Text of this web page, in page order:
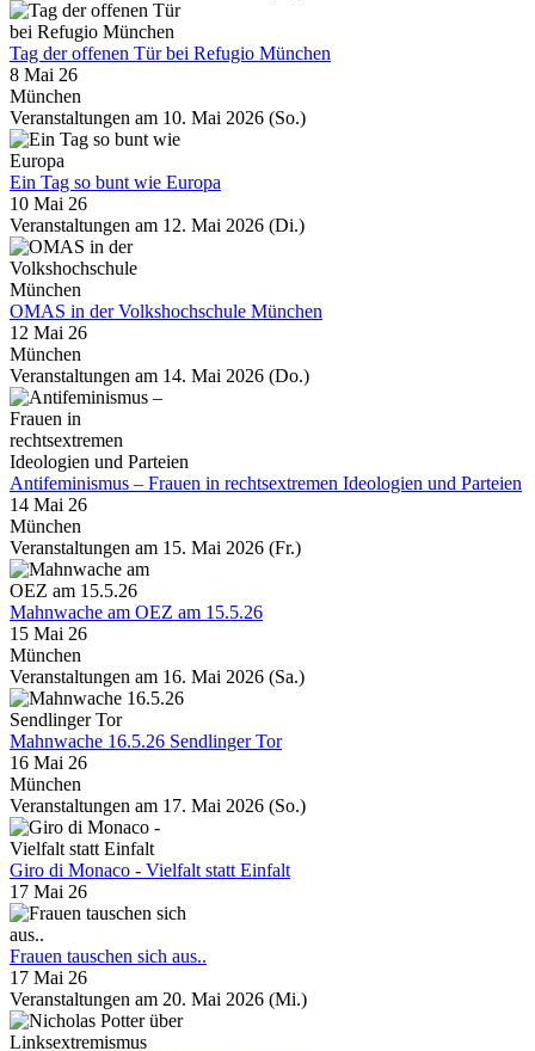
Tag der offenen Tür bei Refugio München
8 Mai 26
München
Veranstaltungen am 10. Mai 2026 (So.)
Ein Tag so bunt wie Europa
10 Mai 26
Veranstaltungen am 12. Mai 2026 (Di.)
OMAS in der Volkshochschule München
12 Mai 26
München
Veranstaltungen am 14. Mai 2026 (Do.)
Antifeminismus – Frauen in rechtsextremen Ideologien und Parteien
14 Mai 26
München
Veranstaltungen am 15. Mai 2026 (Fr.)
Mahnwache am OEZ am 15.5.26
15 Mai 26
München
Veranstaltungen am 16. Mai 2026 (Sa.)
Mahnwache 16.5.26 Sendlinger Tor
16 Mai 26
München
Veranstaltungen am 17. Mai 2026 (So.)
Giro di Monaco - Vielfalt statt Einfalt
17 Mai 26
Frauen tauschen sich aus..
17 Mai 26
Veranstaltungen am 20. Mai 2026 (Mi.)